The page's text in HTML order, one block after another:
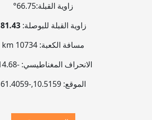
زاوية القبلة:66.75°
زاوية القبلة للبوصلة:81.43
مسافة الكعبة: 10734 km
الانحراف المغناطيسي: -14.68°
الموقع: 10.5159
,
-61.4060